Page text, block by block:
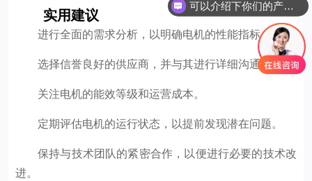
实用建议
进行全面的需求分析，以明确电机的性能指标。
选择信誉良好的供应商，并与其进行详细沟通。
关注电机的能效等级和运营成本。
定期评估电机的运行状态，以提前发现潜在问题。
保持与技术团队的紧密合作，以便进行必要的技术改
进。
可以介绍下你们的产品么